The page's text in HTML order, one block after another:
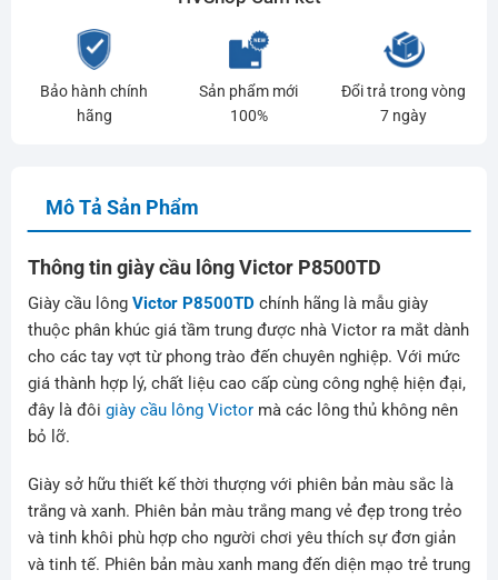
Bảo hành chính
hãng
Sản phẩm mới
100%
Đổi trả trong vòng
7 ngày
Mô Tả Sản Phẩm
Thông tin giày cầu lông Victor P8500TD
Giày cầu lông Victor P8500TDchính hãng là mẫu giày
thuộc phân khúc giá tầm trung được nhà Victor ra mắt dành
cho các tay vợt từ phong trào đến chuyên nghiệp. Với mức
giá thành hợp lý, chất liệu cao cấp cùng công nghệ hiện đại,
đây là đôi giày cầu lông Victormà các lông thủ không nên
bỏ lỡ.
Giày sở hữu thiết kế thời thượng với phiên bản màu sắc là
trắng và xanh. Phiên bản màu trắng mang vẻ đẹp trong trẻo
và tinh khôi phù hợp cho người chơi yêu thích sự đơn giản
và tinh tế. Phiên bản màu xanh mang đến diện mạo trẻ trung